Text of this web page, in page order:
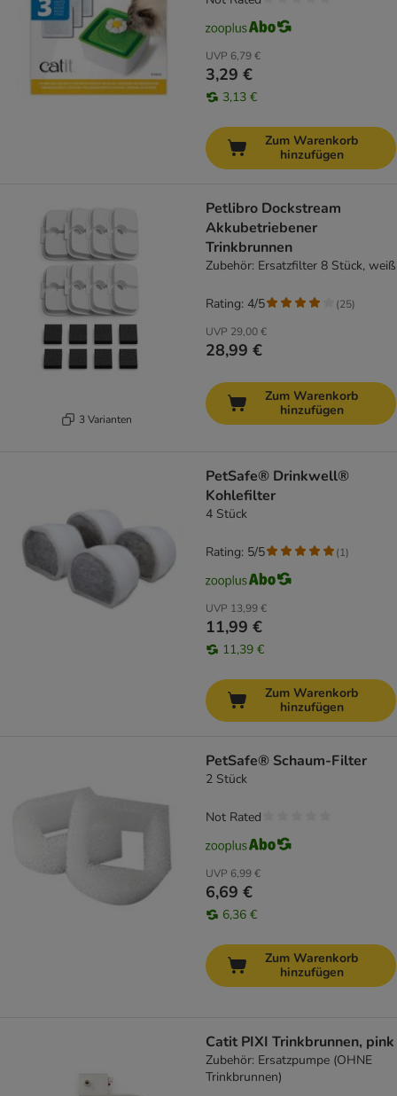
UVP 6,79 €
3,29 €
3,13 €
Zum Warenkorb
hinzufügen
3 Varianten
Petlibro Dockstream
Akkubetriebener
Trinkbrunnen
Zubehör: Ersatzfilter 8 Stück, weiß
UVP 29,00 €
28,99 €
Rating: 4/5 (25)
Zum Warenkorb
hinzufügen
PetSafe® Drinkwell®
Kohlefilter
4 Stück
UVP 13,99 €
11,99 €
11,39 €
Rating: 5/5 (1)
Zum Warenkorb
hinzufügen
PetSafe® Schaum-Filter
2 Stück
UVP 6,99 €
6,69 €
6,36 €
Not Rated
Zum Warenkorb
hinzufügen
Catit PIXI Trinkbrunnen, pink
Zubehör: Ersatzpumpe (OHNE
Trinkbrunnen)